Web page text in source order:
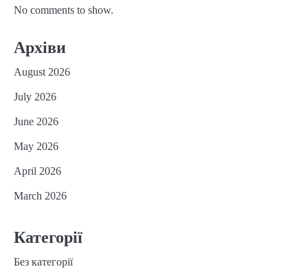
No comments to show.
Архіви
August 2026
July 2026
June 2026
May 2026
April 2026
March 2026
Категорії
Без категорії